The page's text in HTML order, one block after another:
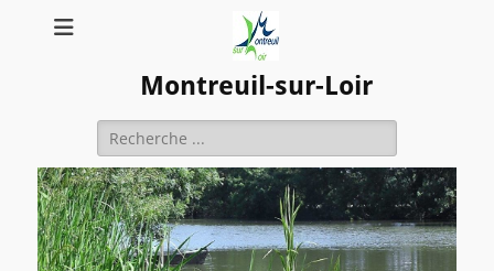
Montreuil-sur-Loir
Rechercher :